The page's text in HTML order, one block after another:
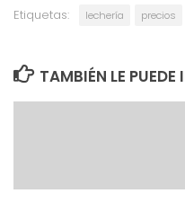
Etiquetas: lechería precios
TAMBIÉN LE PUEDE